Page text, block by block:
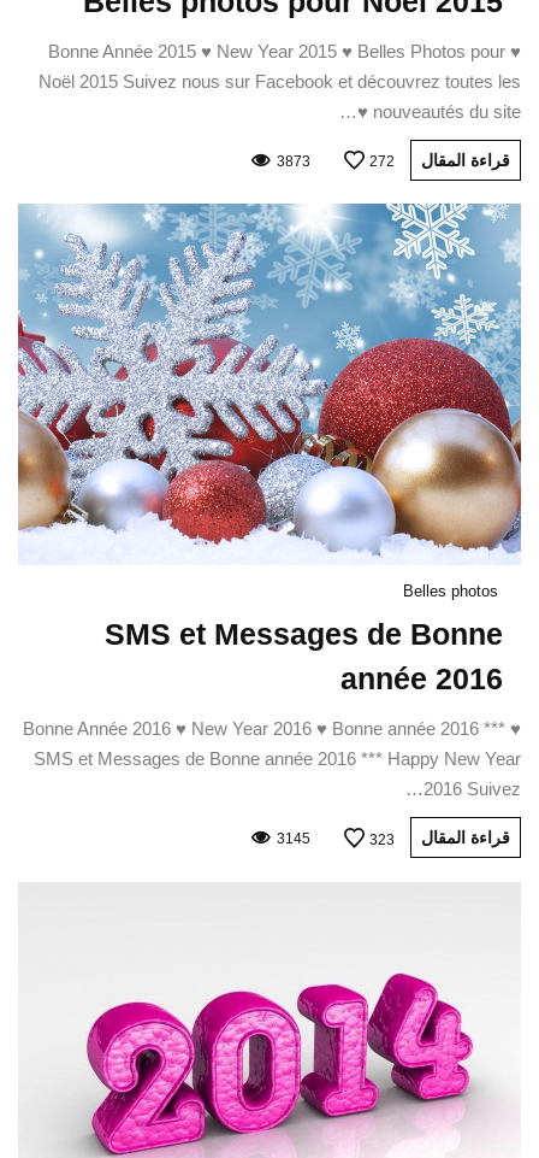
♥ Bonne Année 2015 ♥ New Year 2015 ♥ Belles Photos pour
Noël 2015 Suivez nous sur Facebook et découvrez toutes les
nouveautés du site ♥…
قراءة المقال 272
3873
Belles photos
SMS et Messages de Bonne
année 2016
♥ Bonne Année 2016 ♥ New Year 2016 ♥ Bonne année 2016 ***
SMS et Messages de Bonne année 2016 *** Happy New Year
2016 Suivez…
قراءة المقال 323
3145